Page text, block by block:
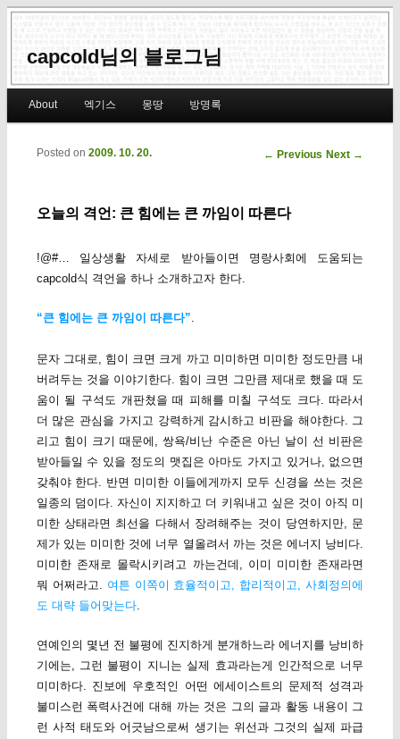
capcold님의 블로그님
Skip to primary content
Skip to secondary content
About 엑기스 몽땅 방명록
Post navigation
← Previous Next →
오늘의 격언: 큰 힘에는 큰 까임이 따른다
Posted on 2009. 10. 20.
!@#… 일상생활 자세로 받아들이면 명랑사회에 도움되는
capcold식 격언을 하나 소개하고자 한다.
“큰 힘에는 큰 까임이 따른다”
문자 그대로, 힘이 크면 크게 까고 미미하면 미미한 정도만큼 내
버려두는 것을 이야기한다. 힘이 크면 그만큼 제대로 했을 때 도
움이 될 구석도 개판쳤을 때 피해를 미칠 구석도 크다. 따라서
더 많은 관심을 가지고 강력하게 감시하고 비판을 해야한다. 그
리고 힘이 크기 때문에, 쌍욕/비난 수준은 아닌 날이 선 비판은
받아들일 수 있을 정도의 맷집은 아마도 가지고 있거나, 없으면
갖춰야 한다. 반면 미미한 이들에게까지 모두 신경을 쓰는 것은
일종의 덤이다. 자신이 지지하고 더 키워내고 싶은 것이 아직 미
미한 상태라면 최선을 다해서 장려해주는 것이 당연하지만, 문
제가 있는 미미한 것에 너무 열올려서 까는 것은 에너지 낭비다.
미미한 존재로 몰락시키려고 까는건데, 이미 미미한 존재라면
뭐 어쩌라고. 여튼 이쪽이 효율적이고, 합리적이고, 사회정의에
도 대략 들어맞는다.
연예인의 몇년 전 불평에 진지하게 분개하느라 에너지를 낭비하
기에는, 그런 불평이 지니는 실제 효과라는게 인간적으로 너무
미미하다. 진보에 우호적인 어떤 에세이스트의 문제적 성격과
불미스런 폭력사건에 대해 까는 것은 그의 글과 활동 내용이 그
런 사적 태도와 어긋남으로써 생기는 위선과 그것의 실제 파급